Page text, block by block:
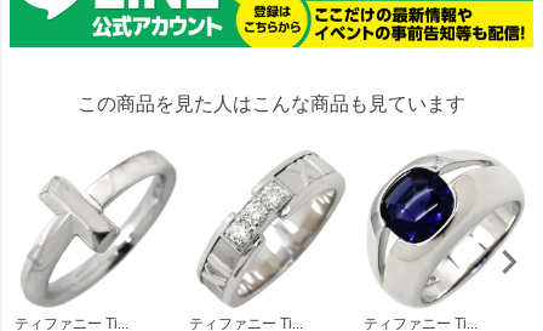
この商品を見た人はこんな商品も見ています
ティファニー Ti... ティファニー Ti... ティファニー Ti...